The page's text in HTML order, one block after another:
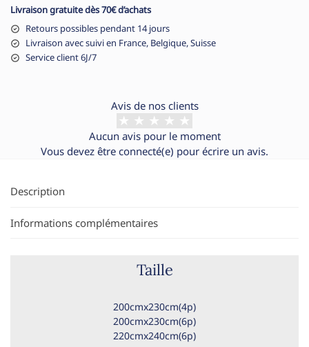
Livraison gratuite dès 70€ d’achats
Retours possibles pendant 14 jours
Livraison avec suivi en France, Belgique, Suisse
Service client 6J/7
Avis de nos clients
Aucun avis pour le moment
Vous devez être connecté(e) pour écrire un avis.
Description
Informations complémentaires
Taille
200cmx230cm(4p)
200cmx230cm(6p)
220cmx240cm(6p)